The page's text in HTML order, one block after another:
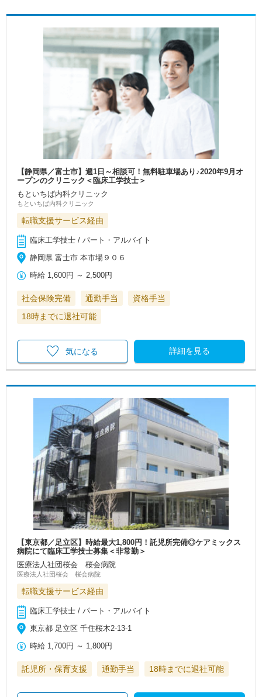
【静岡県／富士市】週1日～相談可！無料駐車場あり♪2020年9月オ
ープンのクリニック＜臨床工学技士＞
もといちば内科クリニック
もといちば内科クリニック
転職支援サービス経由
臨床工学技士 / パート・アルバイト
静岡県 富士市 本市場９０６
時給 1,600円 ～2,500円
社会保険完備 通勤手当
資格手当
18時までに退社可能
詳細を見る
気になる
【東京都／足立区】時給最大1,800円！託児所完備◎ケアミックス
病院にて臨床工学技士募集＜非常勤＞
医療法人社団桜会 桜会病院
医療法人社団桜会 桜会病院
転職支援サービス経由
臨床工学技士 / パート・アルバイト
東京都 足立区 千住桜木2-13-1
時給 1,700円 ～ 1,800円
託児所・保育支援 通勤手当 18時までに退社可能